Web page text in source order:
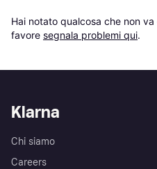
Hai notato qualcosa che non
favore segnala problemi qui.
Klarna
Chi siamo
Careers